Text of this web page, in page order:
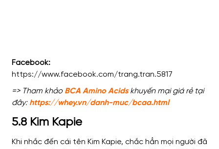
Facebook:
https://www.facebook.com/trang.tran.5817
=> Tham khảo BCA Amino Acids khuyến mại giá rẻ tại
đây: https://whey.vn/danh-muc/bcaa.html
5.8 Kim Kapie
Khi nhắc đến cái tên Kim Kapie, chắc hẳn mọi người đã